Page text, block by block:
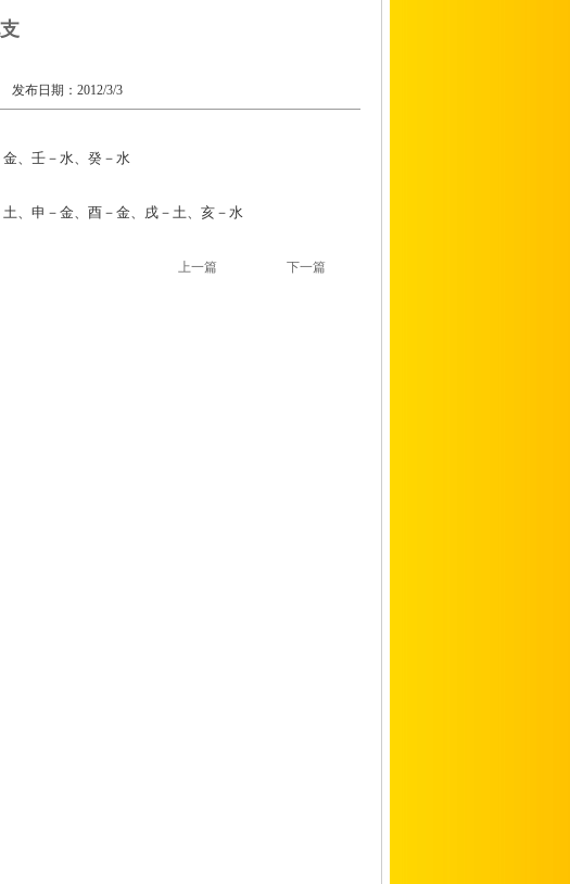
布日期：2012/3/3
、壬－水、癸－水
、申－金、酉－金、戌－土、亥－水
上一篇 下一篇